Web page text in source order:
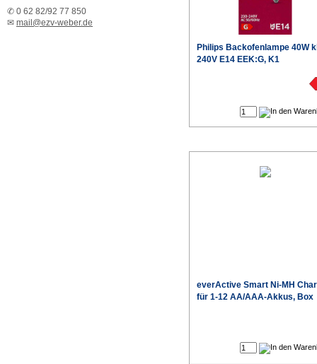
✆ 0 62 82/92 77 850
✉ mail@ezv-weber.de
Philips Backofenlampe 40W
240V E14 EEK:G, K1
€
everActive Smart Ni-MH
für 1-12 AA/AAA-Akkus, Box